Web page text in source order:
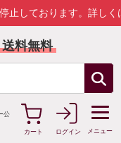
ります。詳しくはこちら
送料無料
公
カート
ログイン メニュー